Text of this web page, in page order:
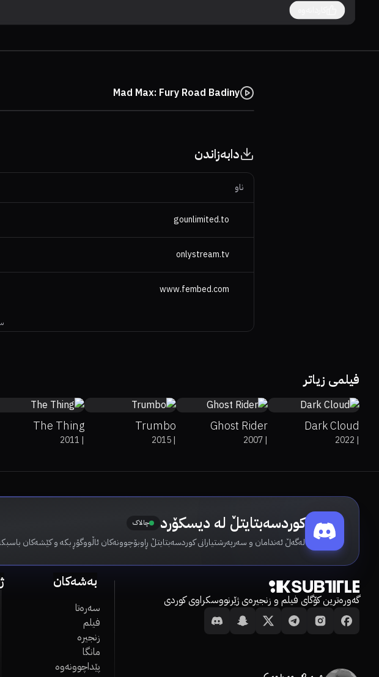
Mad Max: Fury Road Badiny
دابەزاندن
ناو
gounlimited.to
onlystream.tv
www.fembed.com
فیلمی زیاتر
Dark Cloud
|
2022
Ghost Rider
|
2007
Trumbo
|
2015
The Thing
|
2011
کوردسەبتایتڵ لە دیسکۆرد چالاک
لەگەڵ ئەندامان و سەرپەرشتیارانی کوردسەبتایتڵ ڕاوبۆچوونەکان ئاڵووگۆڕ بکە و کێشەکان
گەورەترین کۆگای فیلم و زنجیرەی ژێرنووسکراوی کوردی
بەشەکان
سەرەتا
فیلم
زنجیرە
مانگا
پێداچوونەوە